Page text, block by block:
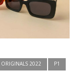
ORIGINALS 2022
P1